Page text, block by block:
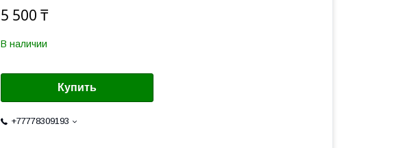
5 500 ₸
В наличии
Купить
+77778309193